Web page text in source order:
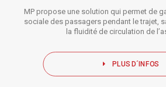
MP propose une solution qui permet de
sociale des passagers pendant le trajet,
la fluidité de circulation de
PLUS D´INFOS